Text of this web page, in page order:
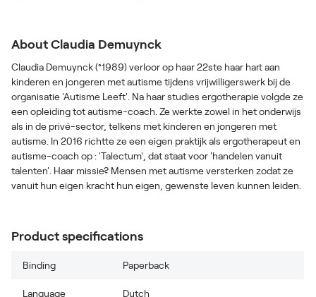
About Claudia Demuynck
Claudia Demuynck (°1989) verloor op haar 22ste haar hart aan
kinderen en jongeren met autisme tijdens vrijwilligerswerk bij de
organisatie 'Autisme Leeft'. Na haar studies ergotherapie volgde ze
een opleiding tot autisme-coach. Ze werkte zowel in het onderwijs
als in de privé-sector, telkens met kinderen en jongeren met
autisme. In 2016 richtte ze een eigen praktijk als ergotherapeut en
autisme-coach op : 'Talectum', dat staat voor 'handelen vanuit
talenten'. Haar missie? Mensen met autisme versterken zodat ze
vanuit hun eigen kracht hun eigen, gewenste leven kunnen leiden.
Product specifications
Binding Paperback
Language Dutch